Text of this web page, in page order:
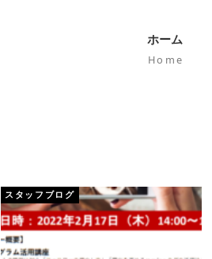
ホーム
Home
スタッフブログ